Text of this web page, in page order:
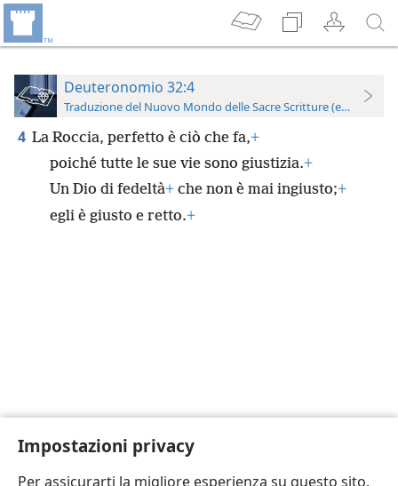
Impostazioni privacy
Per assicurarti la migliore esperienza su questo sito,
Deuteronomio 32:4
Traduzione del Nuovo Mondo delle Sacre Scritture (edizione
4 La Roccia, perfetto è ciò che fa,+
poiché tutte le sue vie sono giustizia.+
Un Dio di fedeltà+ che non è mai ingiusto;+
egli è giusto e retto.+